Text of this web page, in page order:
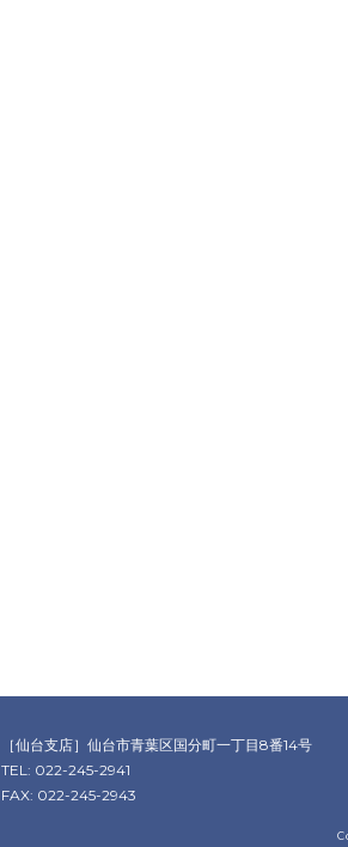
［仙台支店］仙台市青葉区国分町一丁目8番14号
TEL: 022-245-2941
FAX: 022-245-2943